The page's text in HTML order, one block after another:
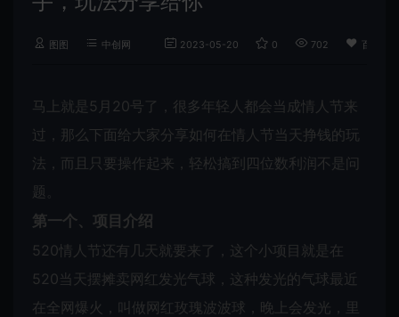
图图 中创网 2023-05-20 0 702 百度已
马上就是5月20号了，很多年轻人都会当成情人节来
过，那么下面给大家分享如何在情人节当天挣钱的玩
法，而且只要操作起来，轻松搞到四位数利润不是问
题。
第一个、项目介绍
520情人节还有几天就要来了，这个小项目就是在
520当天摆摊卖网红发光气球，这种发光的气球最近
在全网爆火，叫做网红玫瑰波波球，晚上会发光，里